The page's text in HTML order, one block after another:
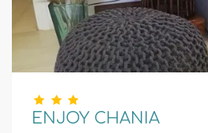
Komfort
Dienste
ENJOY CHANIA